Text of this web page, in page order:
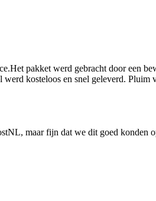
pakket werd gebracht door een
kosteloos en snel geleverd. Pluim
maar fijn dat we dit goed